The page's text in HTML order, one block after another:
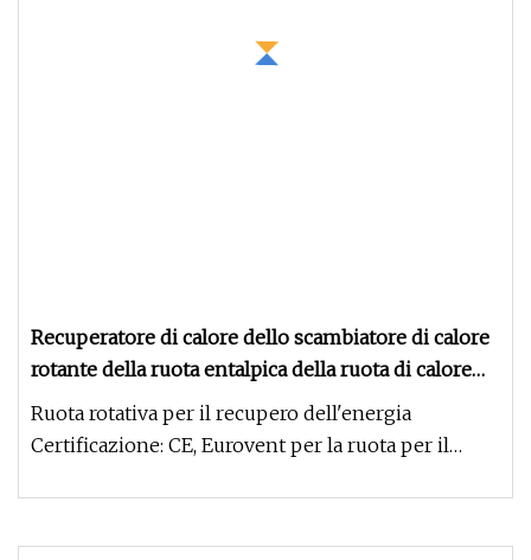
Recuperatore di calore dello scambiatore di calore
rotante della ruota entalpica della ruota di calore
Hrw della fabbrica Holtop
Ruota rotativa per il recupero dell'energia
Certificazione: CE, Eurovent per la ruota per il